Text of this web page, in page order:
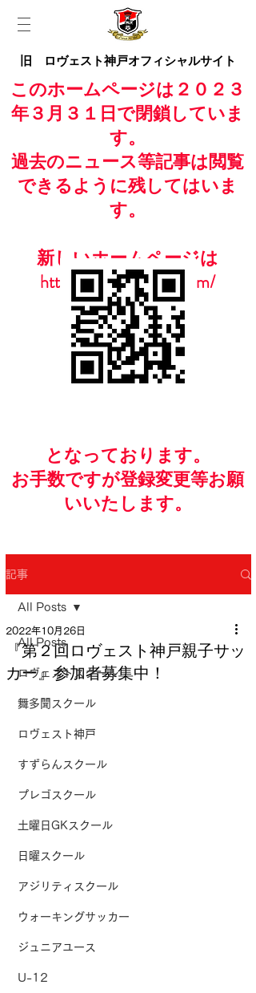
旧 ロヴェスト神戸オフィシャルサイト
このホームページは２０２３
年３月３１日で閉鎖していま
す。
過去のニュース等記事は閲覧
できるように残してはいま
す。
新しいホームページは
https://www.casailfc.com/
​となっております。
お手数ですが​登録変更等お願
いいたします。
記事
All Posts
ロヴェストスクール
舞多聞スクール
ロヴェスト神戸
すずらんスクール
プレゴスクール
土曜日GKスクール
日曜スクール
アジリティスクール
ウォーキングサッカー
ジュニアユース
U-12
All Posts
『第２回ロヴェスト神戸親子サッ
カー』参加者募集中！
2022年10月26日